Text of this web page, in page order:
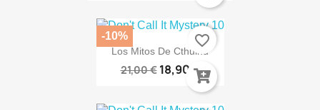
Los Mitos De Cthulhu
21,00 € 18,90 €
-10% favorite_border